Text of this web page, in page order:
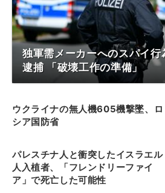
独軍需メーカーへのスパイ行
逮捕 「破壊工作の準備」
ウクライナの無人機605機撃墜、ロ
シア国防省
パレスチナ人と衝突したイスラエル
人入植者、「フレンドリーファイ
ア」で死亡した可能性